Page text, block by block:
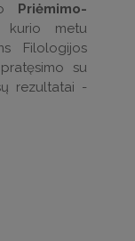
Priėmimo-
kurio metu
Filologijos
su
rezultatai -